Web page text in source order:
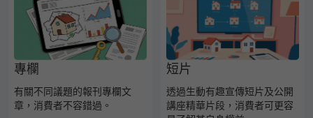
專欄
有關不同議題的報刊專欄文
章，消費者不容錯過。
短片
透過生動有趣宣傳短片及公開
講座精華片段，消費者可更容